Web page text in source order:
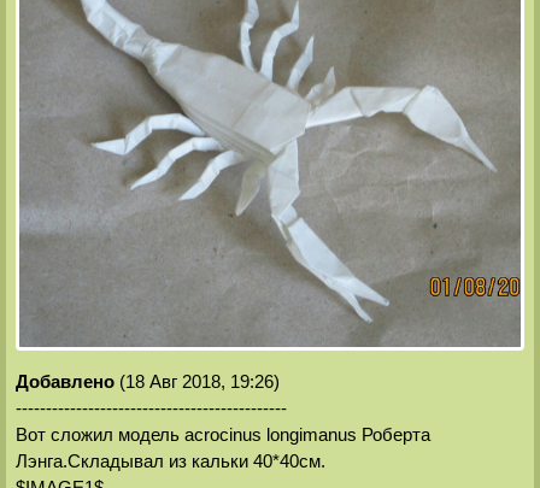
Добавлено(18 Авг 2018, 19:26)
---------------------------------------------
Вот сложил модель acrocinus longimanus Роберта
Лэнга.Складывал из кальки 40*40см.